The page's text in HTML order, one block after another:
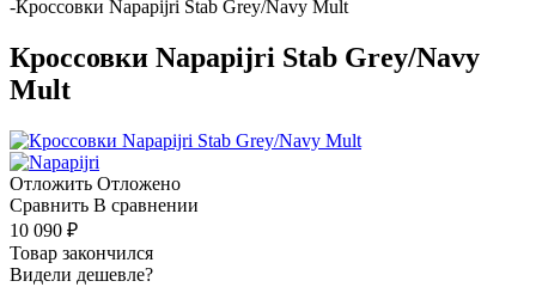
-Кроссовки Napapijri Stab Grey/Navy Mult
Кроссовки Napapijri Stab Grey/Navy
Mult
Отложить Отложено
Сравнить В сравнении
10 090 ₽
Товар закончился
Видели дешевле?